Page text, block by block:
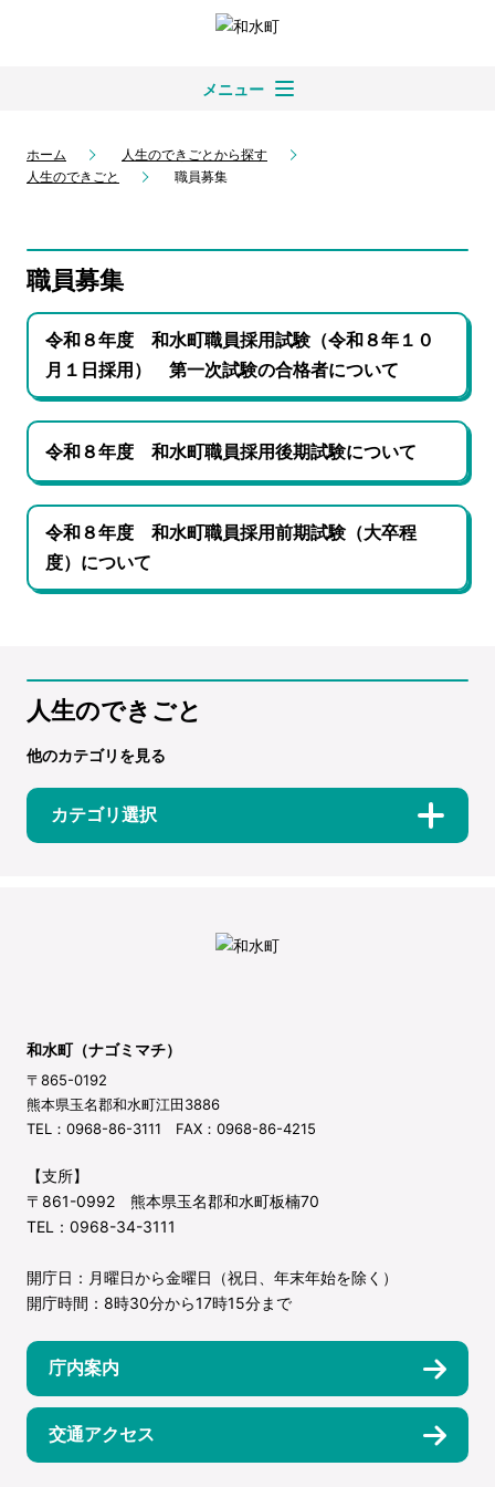
メニュー
ホーム
人生のできごとから探す
人生のできごと
職員募集
職員募集
令和８年度 和水町職員採用試験（令和８年１０
月１日採用） 第一次試験の合格者について
令和８年度 和水町職員採用後期試験について
令和８年度 和水町職員採用前期試験（大卒程
度）について
人生のできごと
他のカテゴリを見る
カテゴリ選択
和水町（ナゴミマチ）
〒865-0192
熊本県玉名郡和水町江田3886
TEL：0968-86-3111 FAX：0968-86-4215
【支所】
〒861-0992 熊本県玉名郡和水町板楠70
TEL：0968-34-3111
開庁日：月曜日から金曜日（祝日、年末年始を除く）
開庁時間：8時30分から17時15分まで
庁内案内
交通アクセス